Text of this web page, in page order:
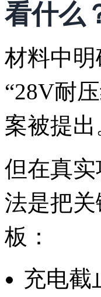
看什么
材料中明
“28V耐
案被提出
但在真
法是把
板：
充电截